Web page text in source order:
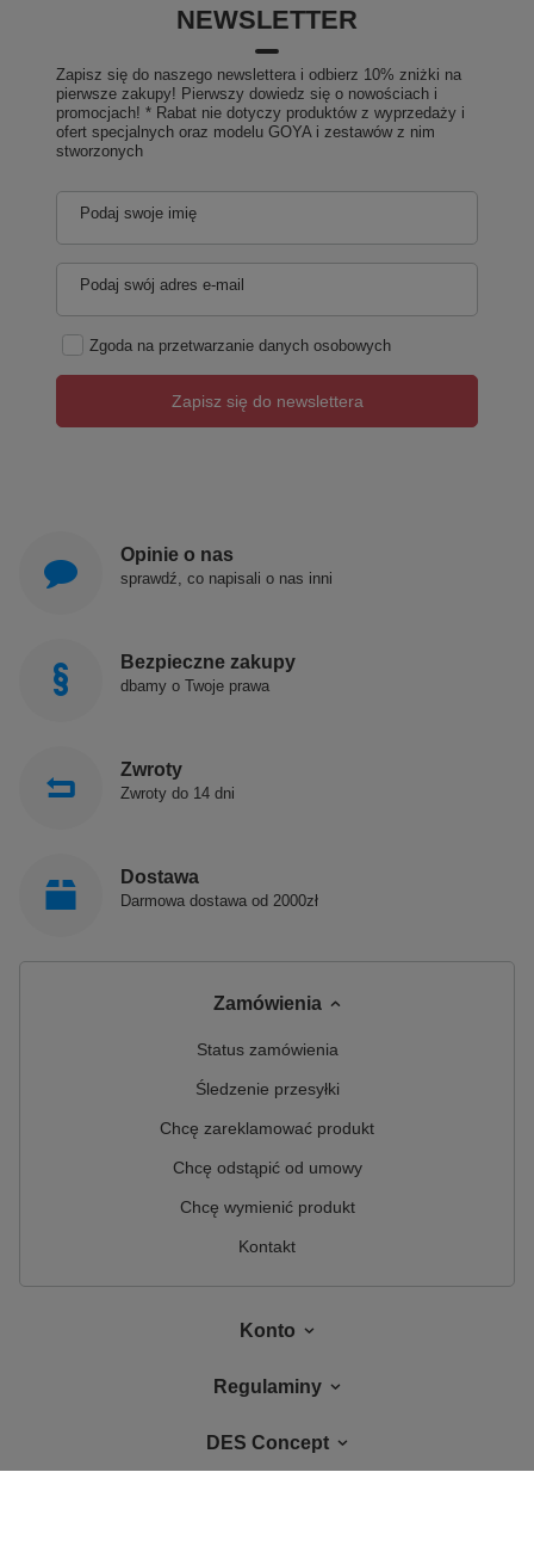
NEWSLETTER
Zapisz się do naszego newslettera i odbierz 10% zniżki na
pierwsze zakupy! Pierwszy dowiedz się o nowościach i
promocjach! * Rabat nie dotyczy produktów z wyprzedaży i
ofert specjalnych oraz modelu GOYA i zestawów z nim
stworzonych
Podaj swoje imię
Podaj swój adres e-mail
Zgoda na przetwarzanie danych osobowych
Zapisz się do newslettera
Opinie o nas
sprawdź, co napisali o nas inni
Bezpieczne zakupy
dbamy o Twoje prawa
Zwroty
Zwroty do 14 dni
Dostawa
Darmowa dostawa od 2000zł
Zamówienia
Status zamówienia
Śledzenie przesyłki
Chcę zareklamować produkt
Chcę odstąpić od umowy
Chcę wymienić produkt
Kontakt
Konto
Regulaminy
DES Concept